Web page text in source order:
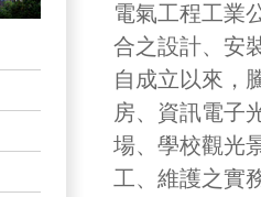
電氣工程工業
合之設計、安
自成立以來，
房、資訊電子
場、學校觀光
工、維護之實